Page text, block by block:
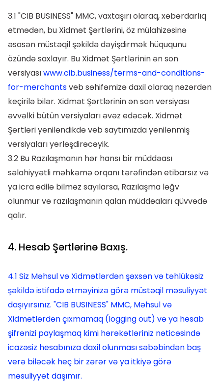
3.1 "CIB BUSINESS" MMC, vaxtaşırı olaraq, xəbərdarlıq
etmədən, bu Xidmət Şərtlərini, öz mülahizəsinə
əsasən müstəqil şəkildə dəyişdirmək hüququnu
özündə saxlayır. Bu Xidmət Şərtlərinin ən son
versiyasıwww.cib.business/terms-and-conditions-
for-merchantsveb səhifəmizə daxil olaraq nəzərdən
keçirilə bilər. Xidmət Şərtlərinin ən son versiyası
əvvəlki bütün versiyaları əvəz edəcək. Xidmət
Şərtləri yeniləndikdə veb saytımızda yenilənmiş
versiyaları yerləşdirəcəyik.
3.2 Bu Razılaşmanın hər hansı bir müddəası
səlahiyyətli məhkəmə orqanı tərəfindən etibarsız və
ya icra edilə bilməz sayılarsa, Razılaşma ləğv
olunmur və razılaşmanın qalan müddəaları qüvvədə
qalır.
4. Hesab Şərtlərinə Baxış.
4.1 Siz Məhsul və Xidmətlərdən şəxsən və təhlükəsiz
şəkildə istifadə etməyinizə görə müstəqil məsuliyyət
daşıyırsınız. "CIB BUSINESS" MMC, Məhsul və
Xidmətlərdən çıxmamaq (logging out) və ya hesab
şifrənizi paylaşmaq kimi hərəkətləriniz nəticəsində
icazəsiz hesabınıza daxil olunması səbəbindən baş
verə biləcək heç bir zərər və ya itkiyə görə
məsuliyyət daşımır.